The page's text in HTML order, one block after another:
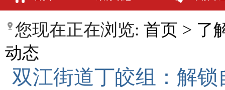
政民互动
您现在正在浏览: 首页 > 了
动态
双江街道丁皎组：解